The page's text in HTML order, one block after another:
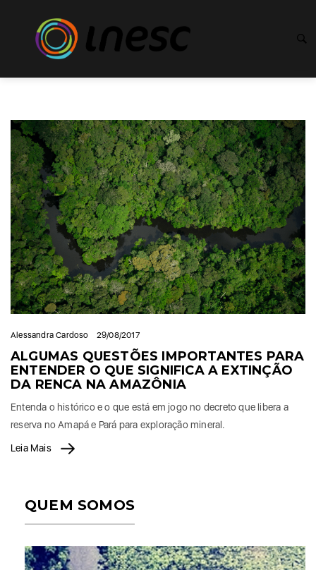
Alessandra Cardoso 29/08/2017
ALGUMAS QUESTÕES IMPORTANTES PARA
ENTENDER O QUE SIGNIFICA A EXTINÇÃO
DA RENCA NA AMAZÔNIA
Entenda o histórico e o que está em jogo no decreto que libera a
reserva no Amapá e Pará para exploração mineral.
Leia Mais
QUEM SOMOS